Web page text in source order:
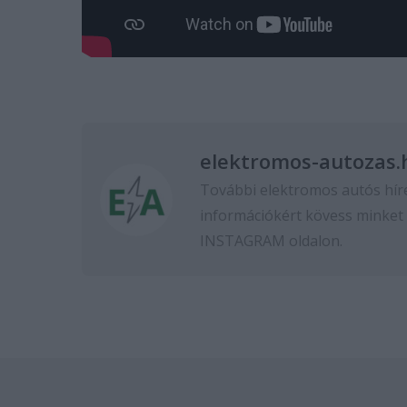
elektromos-
További elektromos autós
információkért kövess minket
INSTAGRAM oldalon.